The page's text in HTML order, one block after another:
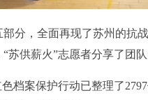
，全面再现了苏州的抗
苏供薪火”志愿者分享了团
案保护行动已整理了